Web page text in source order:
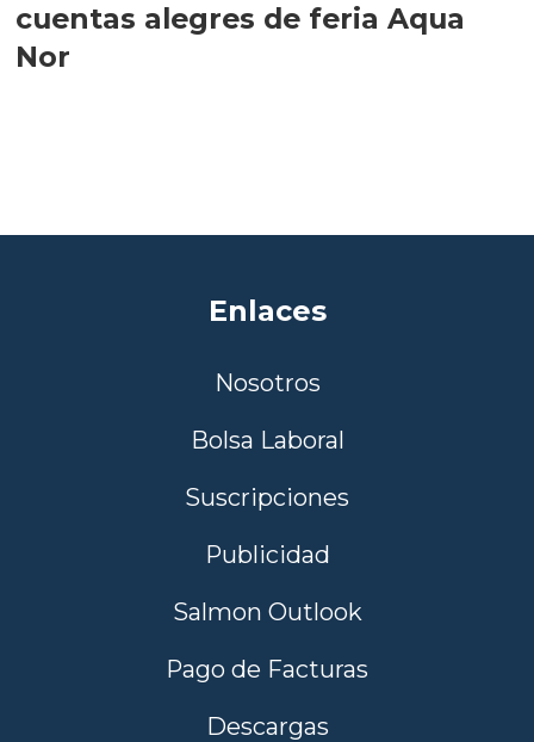
cuentas alegres de feria Aqua
Nor
Enlaces
Nosotros
Bolsa Laboral
Suscripciones
Publicidad
Salmon Outlook
Pago de Facturas
Descargas